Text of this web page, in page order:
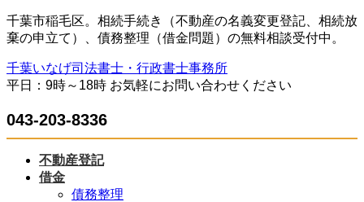
コ
ン
ン
ツ
ス
キ
ナ
ビ
ー
シ
ン
に
千葉市稲毛区。相続手続き（不動産の名義変更登記、相続放
棄の申立て）、債務整理（借金問題）の無料相談受付中。
千葉いなげ司法書士・行政書士事務所
平日：9時～18時 お気軽にお問い合わせください
043-203-8336
不動産登記
借金
債務整理